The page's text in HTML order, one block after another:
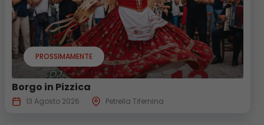
PROSSIMAMENTE
Borgo in Pizzica
13 Agosto 2026 Petrella Tifernina